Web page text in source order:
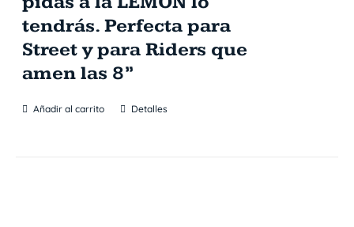
tendrás. Perfecta para
Street y para Riders que
amen las 8”
Añadir al carrito Detalles